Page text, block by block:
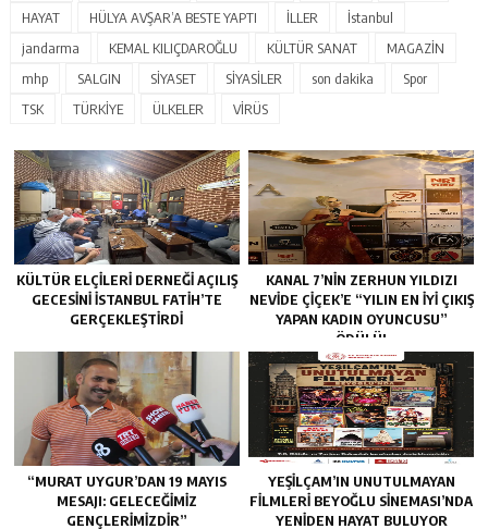
HAYAT
HÜLYA AVŞAR’A BESTE YAPTI İLLER
İstanbul
jandarma
KEMAL KILIÇDAROĞLU KÜLTÜR SANAT
MAGAZİN
mhp
SALGIN SİYASET SİYASİLER son dakika
Spor
TSK
TÜRKİYE ÜLKELER VİRÜS
KÜLTÜR ELÇILERI DERNEĞI AÇILIŞ
GECESINI İSTANBUL FATIH’TE
GERÇEKLEŞTIRDI
KANAL 7’NİN ZERHUN YILDIZI
NEVİDE ÇİÇEK’E “YILIN EN İYİ ÇIKIŞ
YAPAN KADIN OYUNCUSU”
ÖDÜLÜ!
“MURAT UYGUR’DAN 19 MAYIS
MESAJI: GELECEĞIMIZ
GENÇLERIMIZDIR”
YEŞILÇAM’IN UNUTULMAYAN
FILMLERI BEYOĞLU SINEMASI’NDA
YENIDEN HAYAT BULUYOR